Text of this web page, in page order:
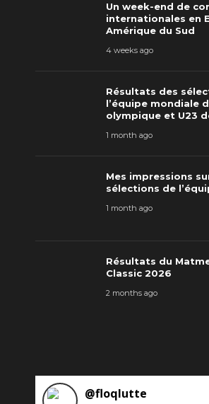
Un week-end de
internationales en
Amérique du Sud
4 weeks ago
Résultats des
l’équipe mondiale
olympique et U23
1 month ago
Mes impressions
sélections de
1 month ago
Résultats du
Classic 2026
2 months ago
@floqlutte